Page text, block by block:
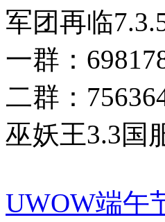
军团再临
一群：
二群：
巫妖王3.3国
UWOW端午